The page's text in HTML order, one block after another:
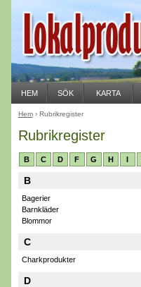
Rubrikregister
B C D F G H I
B
Bagerier
Barnkläder
Blommor
C
Charkprodukter
D
Hem› Rubrikregister
HEM SÖK KARTA